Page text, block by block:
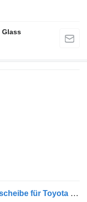
Glass
8394AGABLCHMZ1L Windschutzscheibe für Toyota Landcruiser / Prado J150 Auto